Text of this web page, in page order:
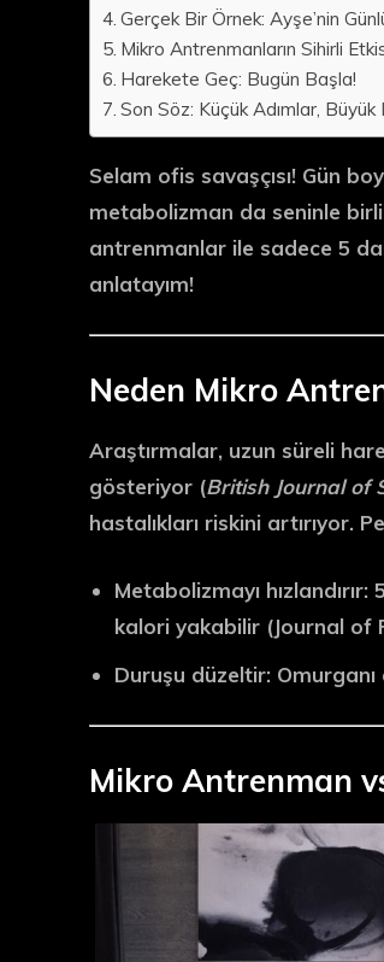
Gerçek Bir Örnek: Ayşe’nin
Mikro Antrenmanların Sihirli
Harekete Geç: Bugün Başla!
Son Söz: Küçük Adımlar,
Selam ofis savaşçısı! Gün
metabolizman da seninle
antrenmanlar ile sadece 5
anlatayım!
Neden Mikro
Araştırmalar, uzun süreli
gösteriyor (British Journal of
hastalıkları riskini artırıyor.
Metabolizmayı hızlandırır:
kalori yakabilir (Journal of
Duruşu düzeltir:
Mikro Antrenman